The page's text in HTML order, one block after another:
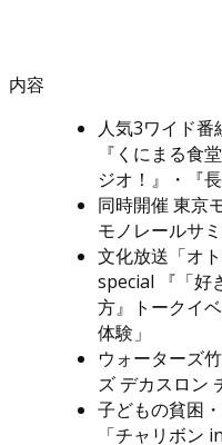
内容
人気3ワイド番
『くにまる食
ジオ！』・『
同時開催 東京
モノレールサ
文化放送「オ
special 『「好
方』トークイ
体験」
ウォーターズ
ズ デカスロン
子どもの貧困
「チャリボン